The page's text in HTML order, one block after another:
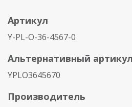
Артикул
Y-PL-O-36-4567-0
Альтернативный артикул
YPLO3645670
Производитель